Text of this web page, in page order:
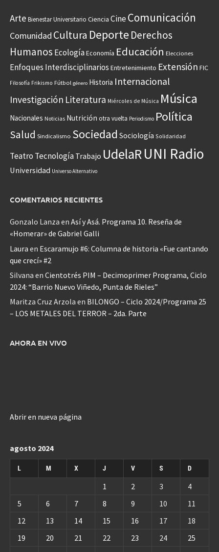
Arte Bienestar Universitario Ciencia CineComunicación
Comunidad Cultura Deporte Derechos
Humanos EcologíaEconomía Educación Elecciones
Enfoques Interdisciplinarios Entretenimiento Extensión FIC
Filosofía Frikismo Fútbol género Historia Internacional
Investigación Literatura Miércoles de Música Música
Nacionales Noticias Nutrición otra vuelta Periodismo Política
Salud Sindicalismo Sociedad Sociología Solidaridad
Teatro Tecnología Trabajo UdelaRUNI Radio
Universidad Universo Alternativo
COMENTARIOS RECIENTES
Gonzalo Lanza en Así y Asá. Programa 10. Reseña de
«Homerar» de Gabriel Galli
Laura en Escaramujo #6: Columna de historia «Fue cantando
que crecí» #2
Silvana en Cientotrés PIM – Decimoprimer Programa, Ciclo
2024: “Barrio Nuevo Viñedo, Punta de Rieles”
Maritza Cruz Arzola en BILONGO – Ciclo 2024/Programa 25
– LOS METALES DEL TERROR – 2da. Parte
AHORA EN VIVO
Abrir en nueva página
agosto 2024
L M X J V S D
1 2 3
4
5
6 7 8 9 10
11
12
13 14 15 16 17
18
19
20 21 22 23 24
25